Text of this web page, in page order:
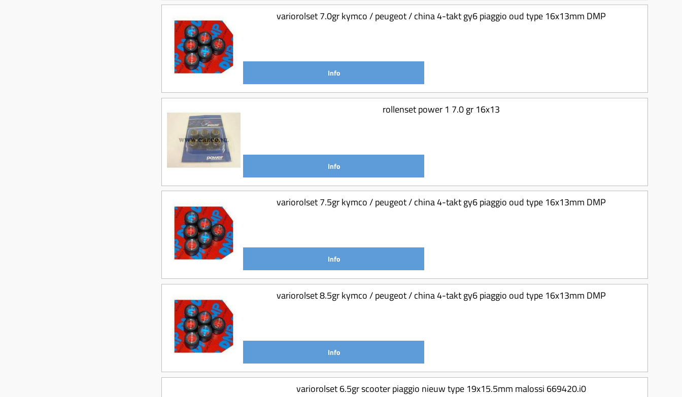
variorolset 7.0gr kymco / peugeot / china 4-takt gy6 piaggio oud type 16x13mm DMP
Info
rollenset power 1 7.0 gr 16x13
Info
variorolset 7.5gr kymco / peugeot / china 4-takt gy6 piaggio oud type 16x13mm DMP
Info
variorolset 8.5gr kymco / peugeot / china 4-takt gy6 piaggio oud type 16x13mm DMP
Info
variorolset 6.5gr scooter piaggio nieuw type 19x15.5mm malossi 669420.i0